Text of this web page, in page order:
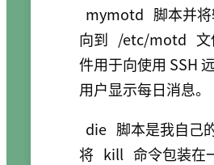
mymotd 脚本并
向到 /etc/motd
件用于向使用 SSH
用户显示每日消息。
die 脚本是我自己
将 kill 命令包装在